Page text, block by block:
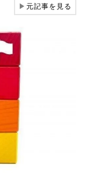
▶元記事を見る